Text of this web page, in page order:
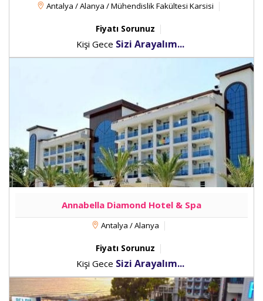
Antalya / Alanya / Mühendislik Fakültesi Karsisi
Fiyatı Sorunuz
Kişi Gece Sizi Arayalım...
Annabella Diamond Hotel & Spa
Antalya / Alanya
Fiyatı Sorunuz
Kişi Gece Sizi Arayalım...